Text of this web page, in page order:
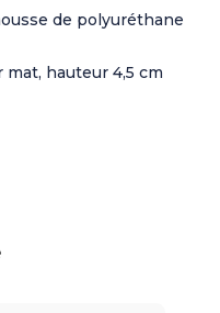
de polyuréthane
hauteur 4,5 cm